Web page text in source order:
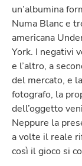
un’albumina
Numa Blanc e
americana
York. I negativi
e l’altro, a
del mercato, e
fotografo, la
dell’oggetto
Neppure la
a volte il reale
così il gioco si